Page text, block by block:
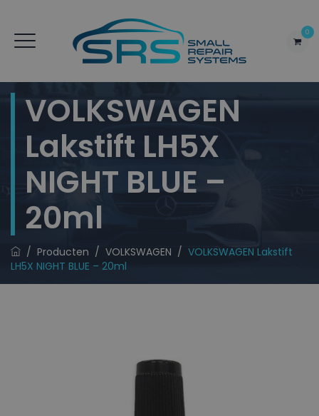
0
VOLKSWAGEN
Lakstift LH5X
NIGHT BLUE –
20ml
/ Producten / VOLKSWAGEN / VOLKSWAGEN Lakstift
LH5X NIGHT BLUE – 20ml